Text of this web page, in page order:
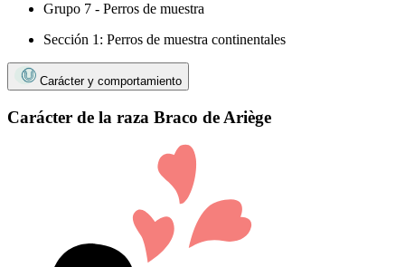
Grupo 7 - Perros de muestra
Sección 1: Perros de muestra continentales
Carácter y comportamiento
Carácter de la raza Braco de Ariège